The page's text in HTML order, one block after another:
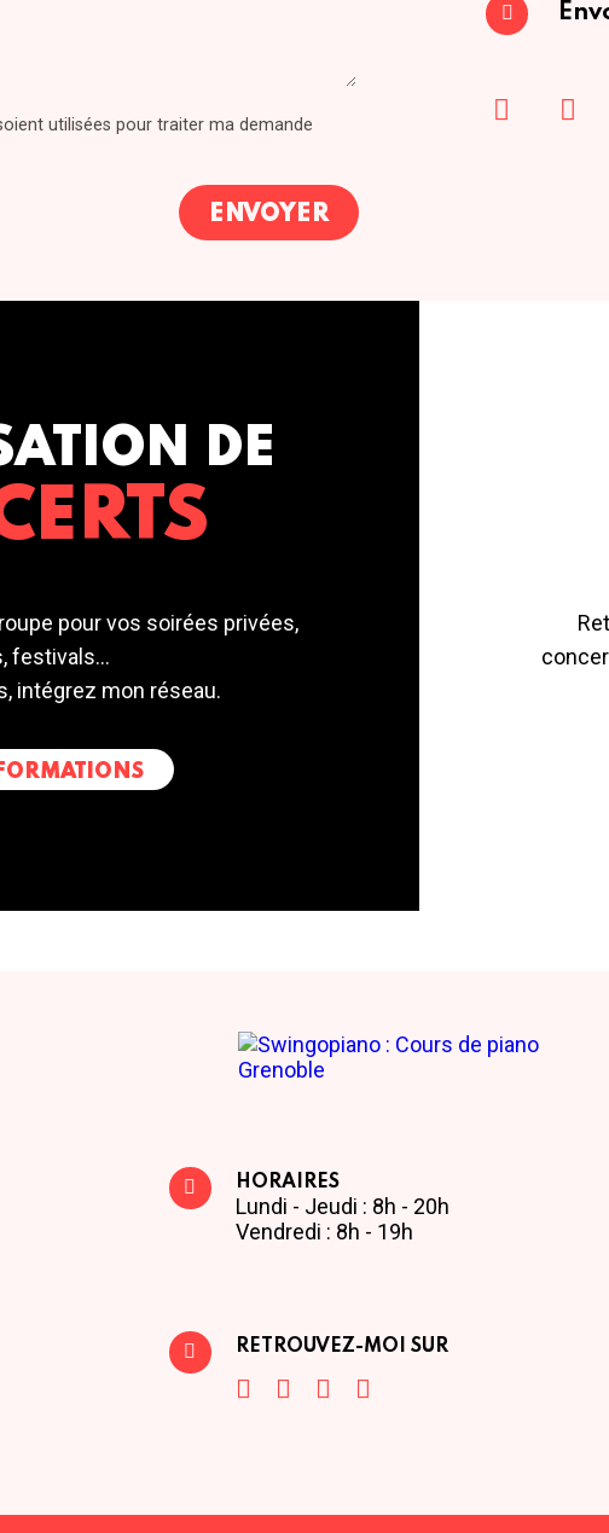
utilisées pour traiter ma demande
DE
pour vos soirées privées,
festivals...
intégrez mon réseau.
HORAIRES
Lundi - Jeudi : 8h - 20h
Vendredi : 8h - 19h
RETROUVEZ-MOI SUR